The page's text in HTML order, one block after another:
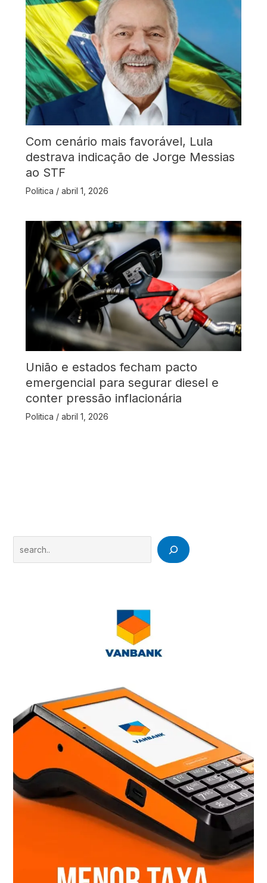
Com cenário mais favorável, Lula
destrava indicação de Jorge Messias
ao STF
Politica / abril 1, 2026
União e estados fecham pacto
emergencial para segurar diesel e
conter pressão inflacionária
Politica / abril 1, 2026